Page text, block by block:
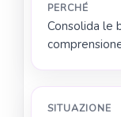
PERCHÉ
Consolida le
SITUAZIONE